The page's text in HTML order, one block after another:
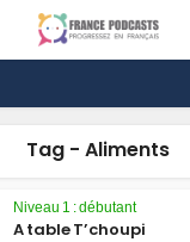
Tag - Aliments
Niveau 1 : débutant
A table T’choupi